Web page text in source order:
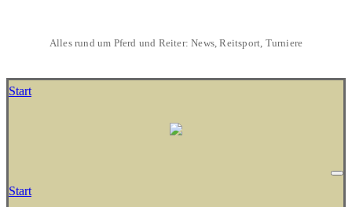
Alles rund um Pferd und Reiter: News, Reitsport, Turniere
Start
Start